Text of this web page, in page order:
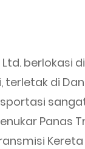
berlokasi
terletak di
Panas
Kereta